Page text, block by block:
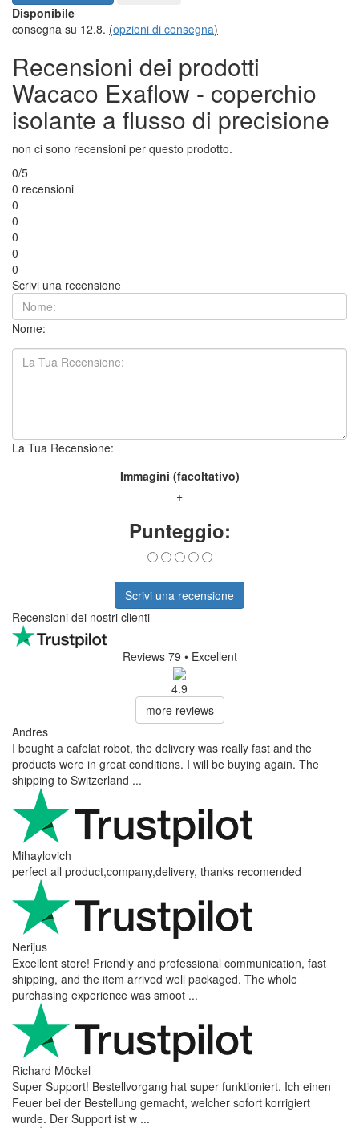
Disponibile
consegna su 12.8. (opzioni di consegna)
Recensioni dei prodotti
Wacaco Exaflow - coperchio
isolante a flusso di precisione
non ci sono recensioni per questo prodotto.
0/5
0 recensioni
0
0
0
0
0
Scrivi una recensione
Nome:
La Tua Recensione:
Immagini (facoltativo)
+
Punteggio:
Scrivi una recensione
Recensioni dei nostri clienti
Reviews 79 • Excellent
4.9
more reviews
Andres
I bought a cafelat robot, the delivery was really fast and the
products were in great conditions. I will be buying again. The
shipping to Switzerland ...
Mihaylovich
perfect all product,company,delivery, thanks recomended
Nerijus
Excellent store! Friendly and professional communication, fast
shipping, and the item arrived well packaged. The whole
purchasing experience was smoot ...
Richard Möckel
Super Support! Bestellvorgang hat super funktioniert. Ich einen
Feuer bei der Bestellung gemacht, welcher sofort korrigiert
wurde. Der Support ist w ...